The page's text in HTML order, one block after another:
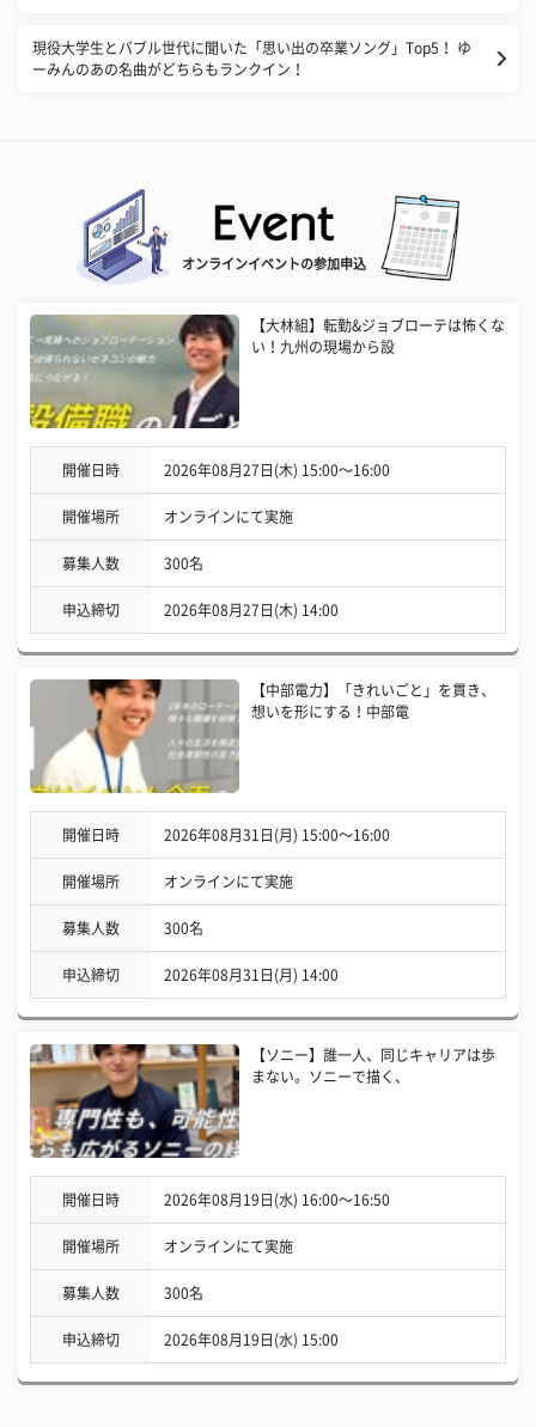
現役大学生とバブル世代に聞いた「思い出の卒業ソング」Top5！ ゆ
ーみんのあの名曲がどちらもランクイン！
オンラインイベントの参加申込
【大林組】転勤&ジョブローテは怖くな
い！九州の現場から設
開催日時 2026年08月27日(木) 15:00〜16:00
開催場所 オンラインにて実施
募集人数 300名
申込締切 2026年08月27日(木) 14:00
【中部電力】「きれいごと」を貫き、
想いを形にする！中部電
開催日時 2026年08月31日(月) 15:00〜16:00
開催場所 オンラインにて実施
募集人数 300名
申込締切 2026年08月31日(月) 14:00
【ソニー】誰一人、同じキャリアは歩
まない。ソニーで描く、
開催日時 2026年08月19日(水) 16:00〜16:50
開催場所 オンラインにて実施
募集人数 300名
申込締切 2026年08月19日(水) 15:00